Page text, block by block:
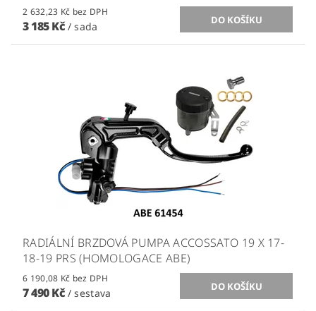
2 632,23 Kč bez DPH
3 185 Kč / sada
RADIÁLNÍ BRZDOVÁ PUMPA ACCOSSATO 19 X 17-
18-19 PRS (HOMOLOGACE ABE)
6 190,08 Kč bez DPH
7 490 Kč / sestava